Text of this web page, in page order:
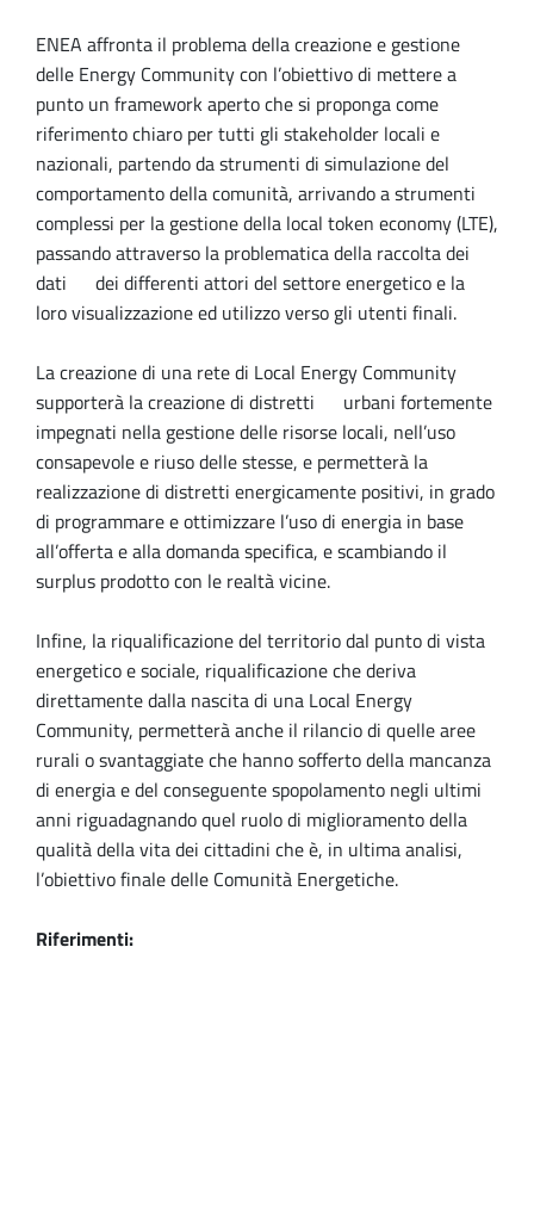
ENEA affronta il problema della creazione e gestione
delle Energy Community con l’obiettivo di mettere a
punto un framework aperto che si proponga come
riferimento chiaro per tutti gli stakeholder locali e
nazionali, partendo da strumenti di simulazione del
comportamento della comunità, arrivando a strumenti
complessi per la gestione della local token economy (LTE),
passando attraverso la problematica della raccolta dei
dati dei differenti attori del settore energetico e la
loro visualizzazione ed utilizzo verso gli utenti finali.
La creazione di una rete di Local Energy Community
supporterà la creazione di distretti urbani fortemente
impegnati nella gestione delle risorse locali, nell’uso
consapevole e riuso delle stesse, e permetterà la
realizzazione di distretti energicamente positivi, in grado
di programmare e ottimizzare l’uso di energia in base
all’offerta e alla domanda specifica, e scambiando il
surplus prodotto con le realtà vicine.
Infine, la riqualificazione del territorio dal punto di vista
energetico e sociale, riqualificazione che deriva
direttamente dalla nascita di una Local Energy
Community, permetterà anche il rilancio di quelle aree
rurali o svantaggiate che hanno sofferto della mancanza
di energia e del conseguente spopolamento negli ultimi
anni riguadagnando quel ruolo di miglioramento della
qualità della vita dei cittadini che è, in ultima analisi,
l’obiettivo finale delle Comunità Energetiche.
Riferimenti: